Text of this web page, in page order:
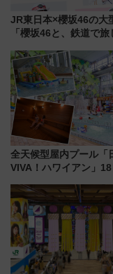
JR東日本×櫻坂46の大
「櫻坂46と、鉄道で旅
潟・長野・庄内へ
全天候型屋内プール「
VIVA！ハワイアン」
ァミリーから大人まで
代が一日中楽しる夏の
を楽しんで